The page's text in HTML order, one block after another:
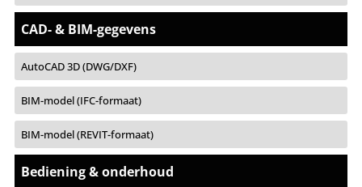
CAD- & BIM-gegevens
AutoCAD 3D (DWG/DXF)
BIM-model (IFC-formaat)
BIM-model (REVIT-formaat)
Bediening & onderhoud